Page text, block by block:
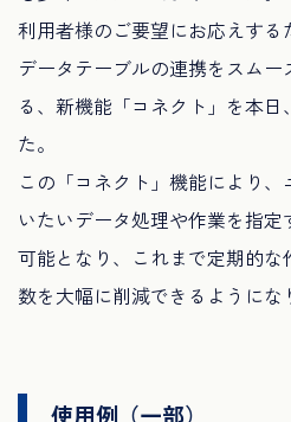
利用者様のご要望にお応えする
データテーブルの連携をスム
る、新機能「コネクト」を本
た。
この「コネクト」機能により
いたいデータ処理や作業を指
可能となり、これまで定期的
数を大幅に削減できるようにな
使用例（一部）